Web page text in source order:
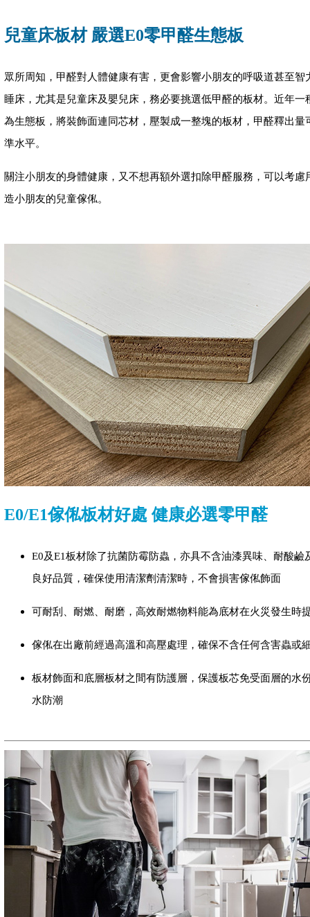
兒童床板材 嚴選E0零甲醛生態板
眾所周知，甲醛對人體健康有害，更會影響小朋友的呼吸道甚至智
睡床，尤其是兒童床及嬰兒床，務必要挑選低甲醛的板材。近年一
為生態板，將裝飾面連同芯材，壓製成一整塊的板材，甲醛釋出量
準水平。
關注小朋友的身體健康，又不想再額外選扣除甲醛服務，可以考慮
造小朋友的兒童傢俬。
E0/E1傢俬板材好處 健康必選零甲醛
E0及E1板材除了抗菌防霉防蟲，亦具不含油漆異味、耐酸鹼
良好品質，確保使用清潔劑清潔時，不會損害傢俬飾面
可耐刮、耐燃、耐磨，高效耐燃物料能為底材在火災發生時
傢俬在出廠前經過高溫和高壓處理，確保不含任何含害蟲或
板材飾面和底層板材之間有防護層，保護板芯免受面層的水
水防潮